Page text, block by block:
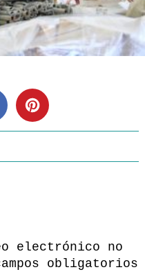
electrónico no
obligatorios